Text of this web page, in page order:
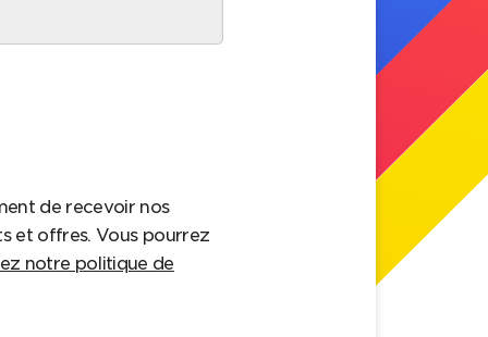
de recevoir nos
et offres. Vous pourrez
notre politique de